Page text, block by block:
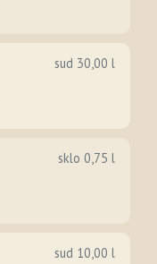
sud 30,00 l
sklo 0,75 l
sud 10,00 l